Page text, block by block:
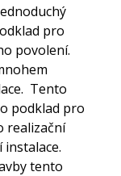
pro
povolení.
Tento
podklad pro
realizační
tento